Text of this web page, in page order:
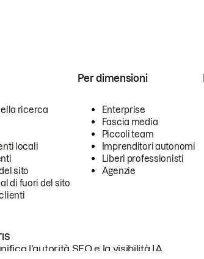
ricerca
locali
sito
di fuori del sito
Per dimensioni
Enterprise
Fascia media
Piccoli team
Imprenditori autonomi
Liberi professionisti
Agenzie
l'autorità SEO e la visibilità IA.